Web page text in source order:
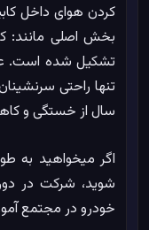
کردن هوای داخل
بخش اصلی مانند:
تشکیل شده است.
تنها راحتی
سال از خستگی و
اگر میخواهید به
شوید، شرکت در
خودرو در مجتمع